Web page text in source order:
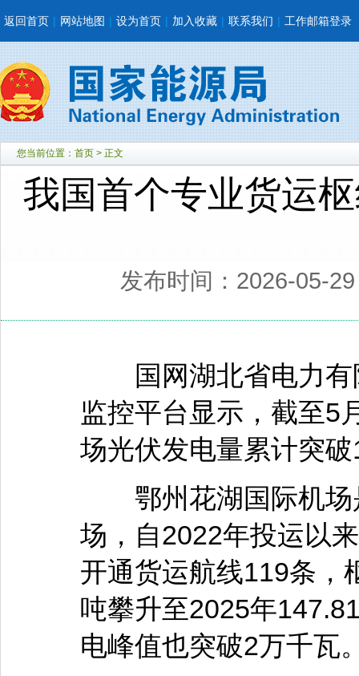
返回首页 | 网站地图 | 设为首页 | 加入收藏 | 联系我们 | 工作邮箱登录
您当前位置： 首页 > 正文
我国首个专业货运
发布时间：2026-05-
国网湖北省电力有
监控平台显示，截至5
场光伏发电量累计突
鄂州花湖国际机场
场，自2022年投运以
开通货运航线119条，
吨攀升至2025年
电峰值也突破2万千瓦